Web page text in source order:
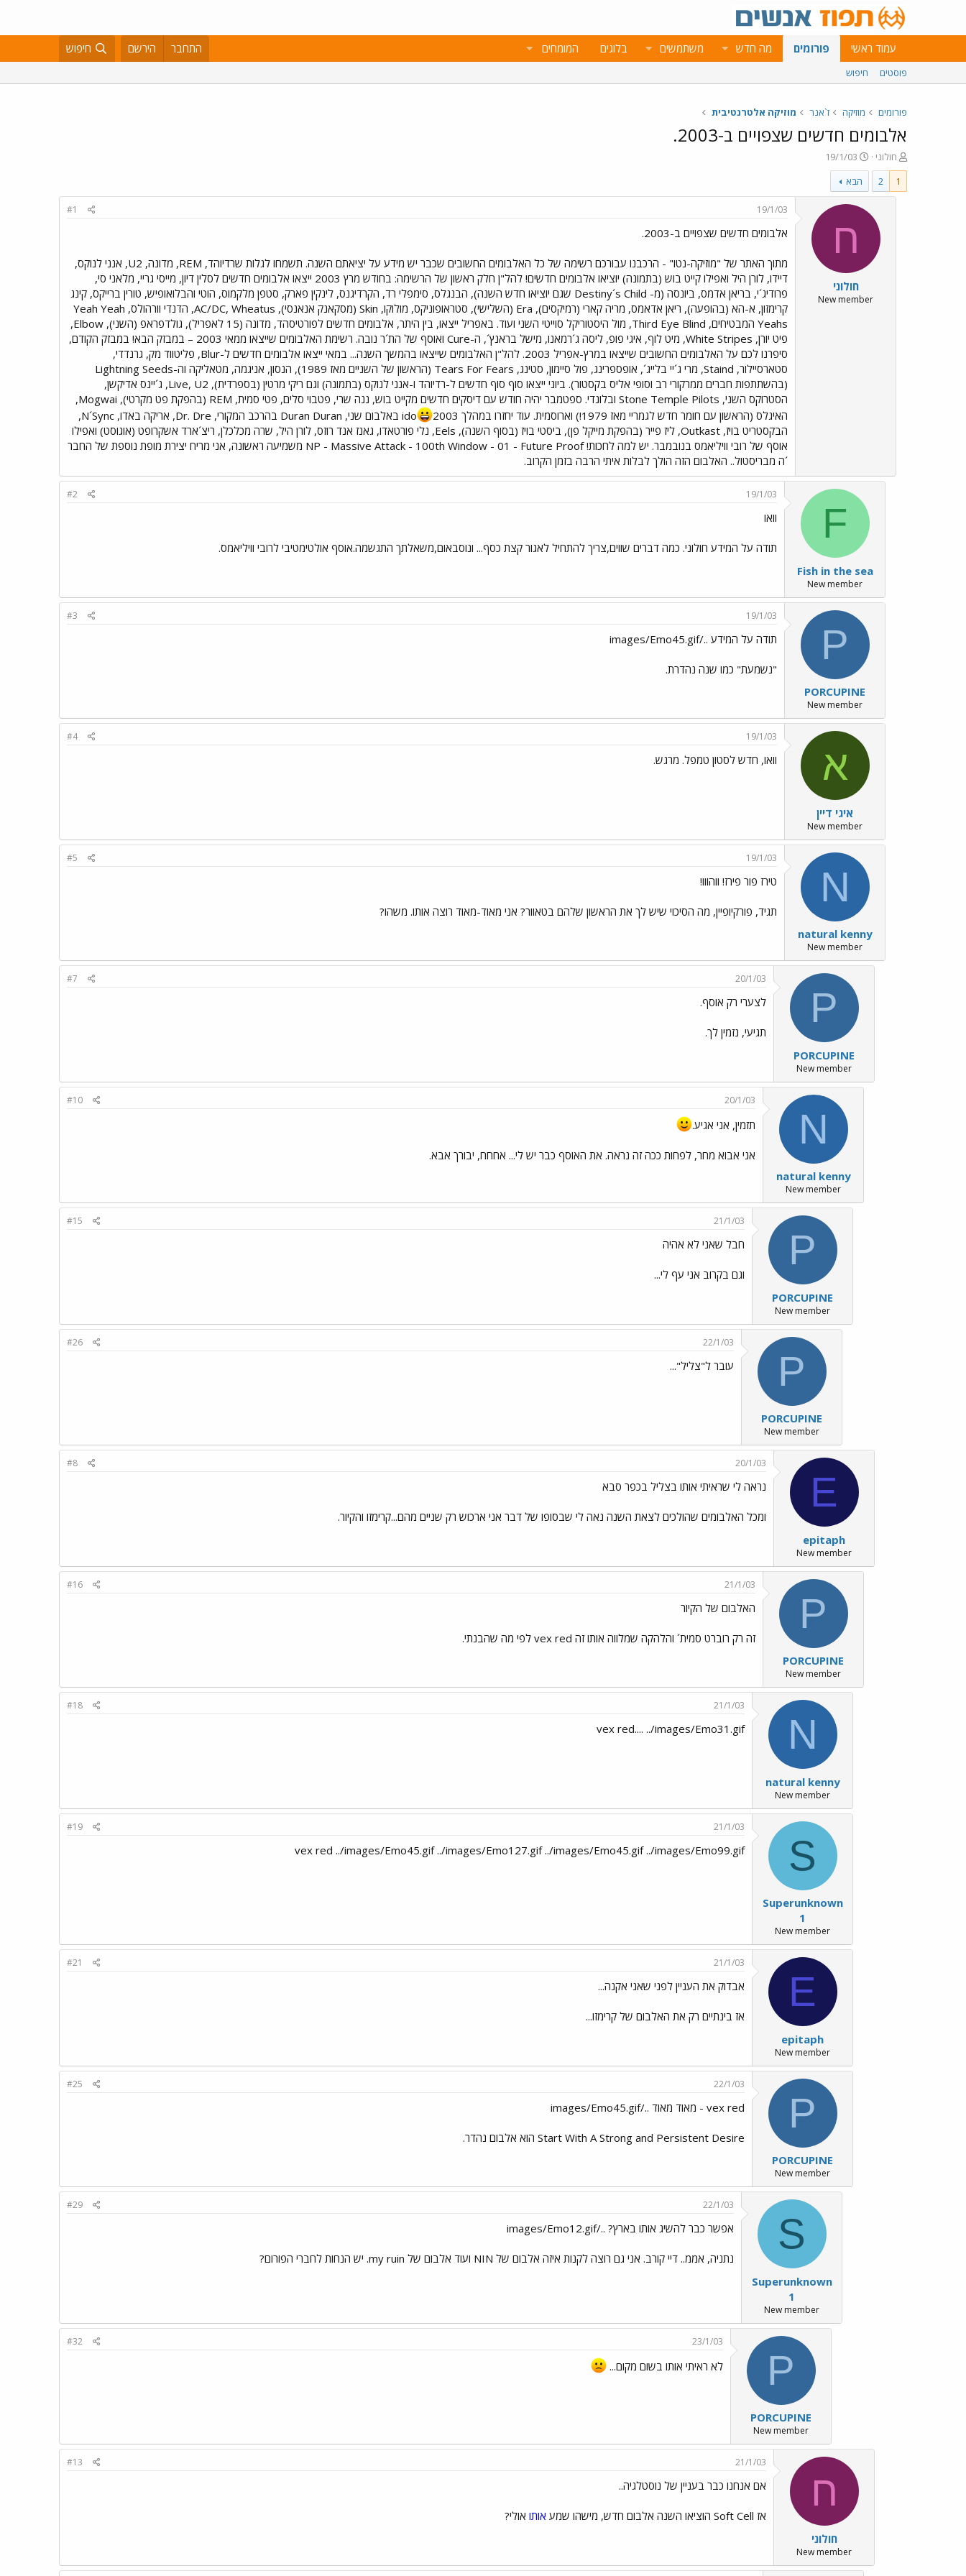
עמוד ראשי פורומים מה חדש משתמשים בלוגים המומחים התחבר הירשם חיפוש
פוסטים חיפוש
פורומים מוזיקה ז`אנר מוזיקה אלטרנטיבית
אלבומים חדשים שצפויים ב-2003.
פ
ו
ת
ח
חולוני
פ
ו
ר
ס
ם
ת
י
ך
19/1/03
1
2 הבא
ח
חולוני
New member
19/1/03
#1
אלבומים חדשים שצפויים ב-2003.
מתוך האתר של "מוזיקה-נטו" - הרכבנו עבורכם רשימה של כל האלבומים החשובים שכבר יש מידע על יציאתם השנה. תשמחו לגלות שרדיוהד, REM, מדונה, U2, אנני לנוקס,
דיידו, לורן היל ואפילו קייט בוש (בתמונה) יוציאו אלבומים חדשים! להל"ן חלק ראשון של הרשימה: בחודש מרץ 2003 ייצאו אלבומים חדשים לסלין דיון, מייסי גריי, מלאני סי,
פרודיג´י, בריאן אדמס, ביונסה (מ- Destiny´s Child שגם יוציאו חדש השנה), הבנגלס, סימפלי רד, הקרדיגנס, לינקין פארק, סטפן מלקמוס, הוטי והבלואופיש, טורין ברייקס, קינג
קרימזון, א-הא (בהופעה), ריאן אדאמס, מריה קארי (רמיקסים), Era (השלישי), סטראופוניקס, מולוקו, Skin (מסקאנק אנאנסי), AC/DC, Wheatus, הדנדי וורהולס, Yeah Yeah
Yeahs המבטיחים, Third Eye Blind, מול היסטוריקל סוייטי השני ועוד. באפריל ייצאו, בין היתר, אלבומים חדשים לפורטיסהד, מדונה (15 לאפריל), גולדפראפ (השני), Elbow,
פיט יורן, White Stripes, מיט לוף, איגי פופ, ליסה ג´רמאנו, מישל בראנץ´, ה-Cure ואוסף של הת´ר נובה. רשימת האלבומים שייצאו ממאי 2003 – במבזק הבא! במבזק הקודם,
סיפרנו לכם על האלבומים החשובים שייצאו במרץ-אפריל 2003. להל"ן האלבומים שייצאו בהמשך השנה... במאי ייצאו אלבומים חדשים ל-Blur, פליטווד מק, גרנדדי,
סטארסיילור, Staind, מרי ג´יי בלייג´, אופספרינג, פול סיימון, סטינג, Tears For Fears (הראשון של השניים מאז 1989), הנסון, אניגמה, מטאליקה וה-Lightning Seeds
(בהשתתפות חברים ממרקורי רב וסופי אליס בקסטור). ביוני ייצאו סוף סוף חדשים ל-רדיוהד ו-אנני לנוקס (בתמונה) וגם ריקי מרטין (בספרדית), Live, U2, ג´יינס אדיקשן,
הסטרוקס השני, Stone Temple Pilots ובלונדי. ספטמבר יהיה חודש עם דיסקים חדשים מקייט בוש, ננה שרי, פטבוי סלים, פטי סמית, REM (בהפקת פט מקרטי), Mogwai,
האיגלס (הראשון עם חומר חדש לגמריי מאז 1979!) וארוסמית. עוד יחזרו במהלך 2003
ido באלבום שני, Duran Duran בהרכב המקורי, Dr. Dre, אריקה באדו, N´Sync,
הבקסטריט בויז, Outkast, ליז פייר (בהפקת מייקל פן), ביסטי בויז (בסוף השנה), Eels, נלי פורטאדו, גאנז אנד רוזס, לורן היל, שרה מכלכלן, ריצ´ארד אשקרופט (אוגוסט) ואפילו
אוסף של רובי וויליאמס בנובמבר. יש למה לחכות! NP - Massive Attack - 100th Window - 01 - Future Proof משמיעה ראשונה, אני מריח יצירת מופת נוספת של החבר
´ה מבריסטול.. האלבום הזה הולך לבלות איתי הרבה בזמן הקרוב.
F
Fish in the sea
New member
19/1/03
#2
וואו
תודה על המידע חולוני. כמה דברים שווים,צריך להתחיל לאגור קצת כסף... ונוסבאום,משאלתך התגשמה.אוסף אולטימטיבי לרובי וויליאמס.
P
PORCUPINE
New member
19/1/03
#3
תודה על המידע ../images/Emo45.gif
"נשמעת" כמו שנה נהדרת.
א
איגי דיין
New member
19/1/03
#4
וואו, חדש לסטון טמפל. מרגש.
N
natural kenny
New member
19/1/03
#5
טירז פור פירז! ווהווו!
תגיד, פורקיופיין, מה הסיכוי שיש לך את הראשון שלהם בטאוור? אני מאוד-מאוד רוצה אותו. משהו?
P
PORCUPINE
New member
20/1/03
#7
לצערי רק אוסף.
תגיעי, נזמין לך.
N
natural kenny
New member
20/1/03
#10
תזמין, אני אגיע.
אני אבוא מחר, לפחות ככה זה נראה. את האוסף כבר יש לי... אחחח, יבורך אבא.
P
PORCUPINE
New member
21/1/03
#15
חבל שאני לא אהיה
וגם בקרוב אני עף לי...
P
PORCUPINE
New member
22/1/03
#26
עובר ל"צליל"...
E
epitaph
New member
20/1/03
#8
נראה לי שראיתי אותו בצליל בכפר סבא
ומכל האלבומים שהולכים לצאת השנה נאה לי שבסופו של דבר אני ארכוש רק שניים מהם...קרימזו והקיור.
P
PORCUPINE
New member
21/1/03
#16
האלבום של הקיור
זה רק רוברט סמית´ והלהקה שמלווה אותו זה vex red לפי מה שהבנתי.
N
natural kenny
New member
21/1/03
#18
vex red.... ../images/Emo31.gif
S
Superunknown
1
New member
21/1/03
#19
vex red ../images/Emo45.gif ../images/Emo127.gif ../images/Emo45.gif ../images/Emo99.gif
E
epitaph
New member
21/1/03
#21
אבדוק את העניין לפני שאני אקנה...
אז בינתיים רק את האלבום של קרימזו...
P
PORCUPINE
New member
22/1/03
#25
vex red - מאוד מאוד ../images/Emo45.gif
Start With A Strong and Persistent Desire הוא אלבום נהדר.
S
Superunknown
1
New member
22/1/03
#29
אפשר כבר להשיג אותו בארץ? ../images/Emo12.gif
נתניה, אממ.. דיי קורב. אני גם רוצה לקנות איזה אלבום של NIN ועוד אלבום של my ruin. יש הנחות לחברי הפורום?
P
PORCUPINE
New member
23/1/03
#32
לא ראיתי אותו בשום מקום...
ח
חולוני
New member
21/1/03
#13
אם אנחנו כבר בעניין של נוסטלגיה..
אז Soft Cell הוציאו השנה אלבום חדש, מישהו שמע אותו אולי?